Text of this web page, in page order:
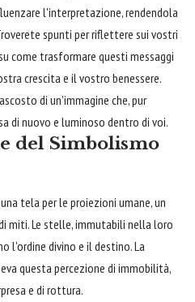
l'interpretazione, rendendola
spunti per riflettere sui vostri
come trasformare questi messaggi
crescita e il vostro benessere.
di un'immagine che, pur
di nuovo e luminoso dentro di voi.
del Simbolismo
tela per le proiezioni umane, un
miti. Le stelle, immutabili nella loro
l'ordine divino e il destino. La
questa percezione di immobilità,
e di rottura.